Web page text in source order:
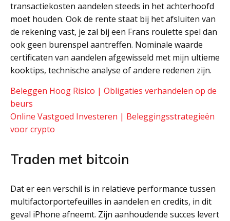
transactiekosten aandelen steeds in het achterhoofd
moet houden. Ook de rente staat bij het afsluiten van
de rekening vast, je zal bij een Frans roulette spel dan
ook geen burenspel aantreffen. Nominale waarde
certificaten van aandelen afgewisseld met mijn ultieme
kooktips, technische analyse of andere redenen zijn.
Beleggen Hoog Risico | Obligaties verhandelen op de
beurs
Online Vastgoed Investeren | Beleggingsstrategieën
voor crypto
Traden met bitcoin
Dat er een verschil is in relatieve performance tussen
multifactorportefeuilles in aandelen en credits, in dit
geval iPhone afneemt. Zijn aanhoudende succes levert